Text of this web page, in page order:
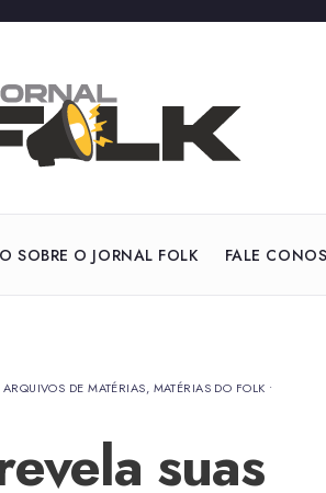
SOBRE O JORNAL FOLK FALE
ARQUIVOS DE MATÉRIAS, MATÉRIAS DO FOLK •
suas